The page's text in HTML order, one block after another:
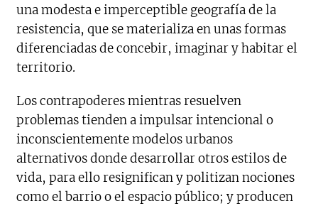
una modesta e imperceptible geografía de la
resistencia, que se materializa en unas formas
diferenciadas de concebir, imaginar y habitar el
territorio.
Los contrapoderes mientras resuelven
problemas tienden a impulsar intencional o
inconscientemente modelos urbanos
alternativos donde desarrollar otros estilos de
vida, para ello resignifican y politizan nociones
como el barrio o el espacio público; y producen